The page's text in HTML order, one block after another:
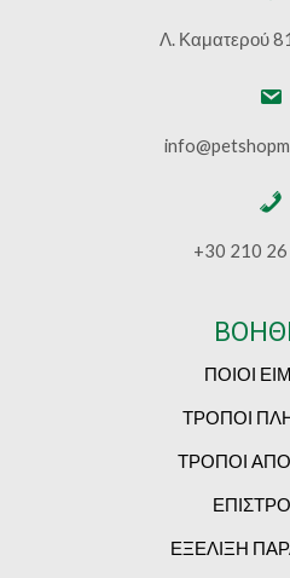
Λ. Καματερού
+30 210
ΠΟΙΟΙ
ΤΡΟΠΟΙ
ΤΡΟΠΟΙ
ΕΞΕΛΙΞΗ